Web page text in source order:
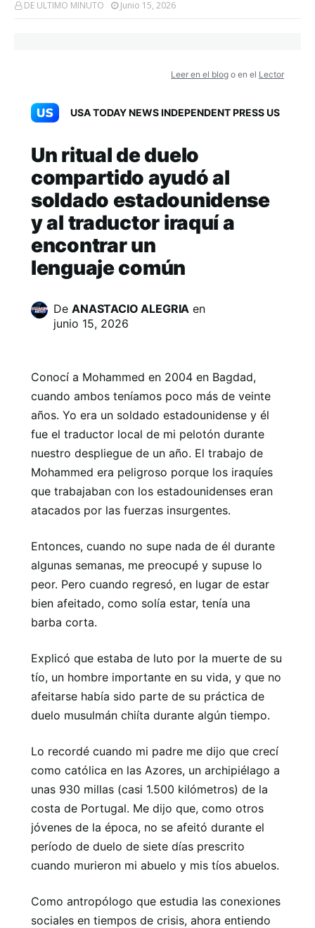
DE ULTIMO MINUTO Junio 15, 2026
Leer en el blog o en el Lector
USA TODAY NEWS INDEPENDENT PRESS US
Un ritual de duelo
compartido ayudó al
soldado estadounidense
y al traductor iraquí a
encontrar un
lenguaje común
De ANASTACIO ALEGRIA en
junio 15, 2026
Conocí a Mohammed en 2004 en Bagdad,
cuando ambos teníamos poco más de veinte
años. Yo era un soldado estadounidense y él
fue el traductor local de mi pelotón durante
nuestro despliegue de un año. El trabajo de
Mohammed era peligroso porque los iraquíes
que trabajaban con los estadounidenses eran
atacados por las fuerzas insurgentes.
Entonces, cuando no supe nada de él durante
algunas semanas, me preocupé y supuse lo
peor. Pero cuando regresó, en lugar de estar
bien afeitado, como solía estar, tenía una
barba corta.
Explicó que estaba de luto por la muerte de su
tío, un hombre importante en su vida, y que no
afeitarse había sido parte de su práctica de
duelo musulmán chiíta durante algún tiempo.
Lo recordé cuando mi padre me dijo que crecí
como católica en las Azores, un archipiélago a
unas 930 millas (casi 1.500 kilómetros) de la
costa de Portugal. Me dijo que, como otros
jóvenes de la época, no se afeitó durante el
período de duelo de siete días prescrito
cuando murieron mi abuelo y mis tíos abuelos.
Como antropólogo que estudia las conexiones
sociales en tiempos de crisis, ahora entiendo